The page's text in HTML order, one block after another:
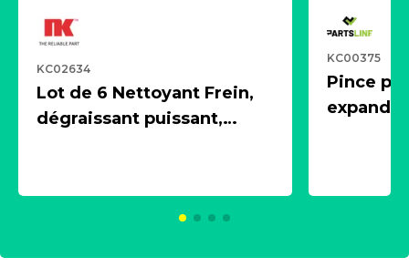
KC02634
Lot de 6 Nettoyant Frein,
dégraissant puissant,
KC00375
Pince